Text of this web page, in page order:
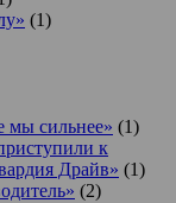
(1)
мы сильнее» (1)
к
Драйв» (1)
(2)